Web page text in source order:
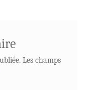
Les champs